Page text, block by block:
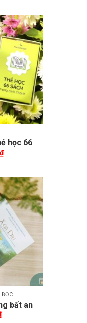
wishlist
học 66
₫
wishlist
ĐỐC
bất an